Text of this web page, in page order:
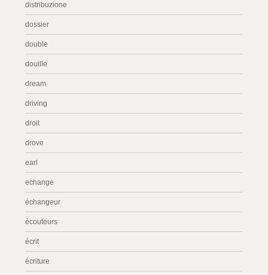
distribuzione
dossier
double
douille
dream
driving
droit
drove
earl
echange
échangeur
écouteurs
écrit
écriture